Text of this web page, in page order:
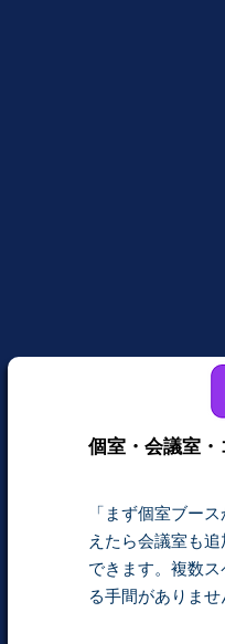
個室・会議室
「まず個室ブー
えたら会議室も
できます。複数
る手間がありませ